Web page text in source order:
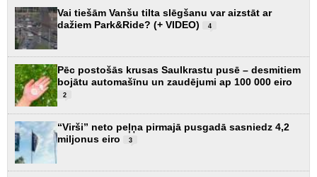
Vai tiešām Vanšu tilta slēgšanu var aizstāt ar
dažiem Park&Ride? (+ VIDEO)
4
Pēc postošās krusas Saulkrastu pusē – desmitiem
bojātu automašīnu un zaudējumi ap 100 000 eiro
2
“Virši” neto peļņa pirmajā pusgadā sasniedz 4,2
miljonus eiro
3